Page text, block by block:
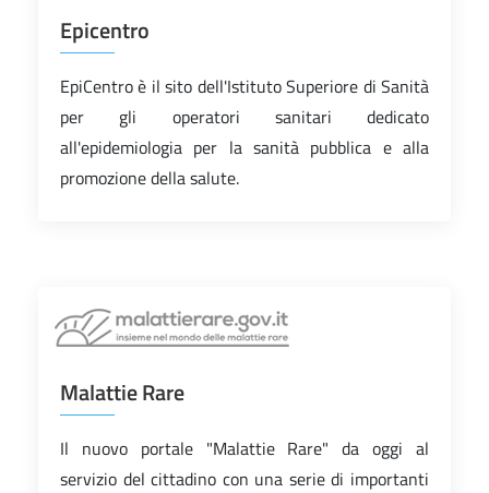
Epicentro
EpiCentro è il sito dell'Istituto Superiore di Sanità
per gli operatori sanitari dedicato
all'epidemiologia per la sanità pubblica e alla
promozione della salute.
Malattie Rare
Il nuovo portale "Malattie Rare" da oggi al
servizio del cittadino con una serie di importanti